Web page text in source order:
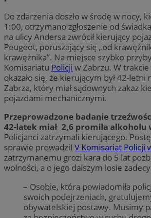
Do zdarzenia doszło w środę w nocy,
1:00, otrzymano zgłoszenie od
na ulicy Andersa zwrócił kierujący
Peugeot, poruszający się „od
krawężnika”. Na miejsce szybko
Komisariatu Policji w Zabrzu. W trakcie
okazało się, że kierującym był 42-letni
Zabrza, który miał sądownych zakaz
pojazdami mechanicznymi.
Przeprowadzone badanie
42-latek miał 2,6 promila alkoholu
Policjanci zatrzymali kierującego.
sprawie prowadziI V Komisariat Policji
zatrzymanemu grozi kara do 5 lat
wolności, a o jego dalszym losie
– Osobie, która powiadomiła
swoich podejrzeniach,
obywatelskiej postawy. Musimy